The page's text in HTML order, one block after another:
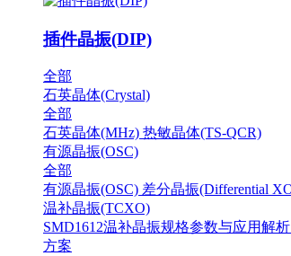
插件晶振(DIP)
全部
石英晶体(Crystal)
全部
石英晶体(MHz) 热敏晶体(TS-QCR)
有源晶振(OSC)
全部
有源晶振(OSC) 差分晶振(Differential
温补晶振(TCXO)
SMD1612温补晶振规格参数与应用解
方案